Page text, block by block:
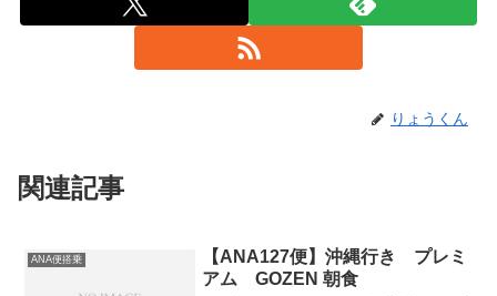
りょうくん
関連記事
ANA便搭乗
【ANA127便】沖縄行き プレミ
アム GOZEN 朝食